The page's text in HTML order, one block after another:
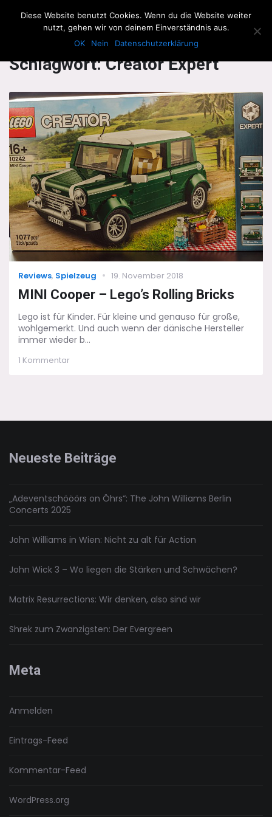
The Howling Men
Schlagwort:Creator Expert
Categories
Reviews, Spielzeug
Posted
19. November 2018
MINI Cooper – Lego’s Rolling Bricks
Lego ist für Kinder. Für kleine und genauso für große,
wohlgemerkt. Und auch wenn der dänische Hersteller
immer wieder b...
1 Kommentarzu
Neueste Beiträge
„Adeventschööörs on Öhrs“: The John Williams Berlin
Concerts 2025
John Williams in Wien: Nicht zu alt für Action
John Wick 3 – Wo liegen die Stärken und Schwächen?
Matrix Resurrections: Wir denken, also sind wir
Shrek zum Zwanzigsten: Der Evergreen
Meta
Anmelden
Eintrags-Feed
Kommentar-Feed
WordPress.org
Diese Website benutzt Cookies. Wenn du die Website weiter
nutzt, gehen wir von deinem Einverständnis aus.
OK
Nein Datenschutzerklärung